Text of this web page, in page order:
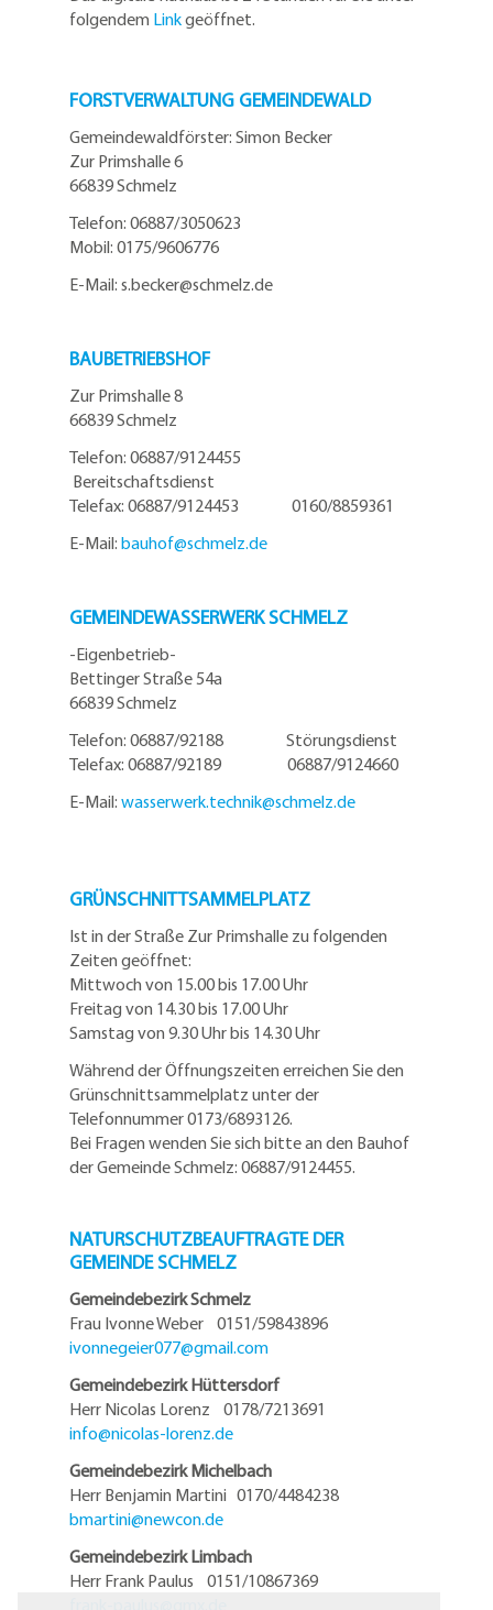
folgendem Linkgeöffnet.
FORSTVERWALTUNG GEMEINDEWALD
Gemeindewaldförster: Simon Becker
Zur Primshalle 6
66839 Schmelz
Telefon: 06887/3050623
Mobil: 0175/9606776
E-Mail: s.becker@schmelz.de
BAUBETRIEBSHOF
Zur Primshalle 8
66839 Schmelz
Telefon: 06887/9124455
Bereitschaftsdienst
Telefax: 06887/9124453 0160/8859361
E-Mail: bauhof@schmelz.de
GEMEINDEWASSERWERK SCHMELZ
-Eigenbetrieb-
Bettinger Straße 54a
66839 Schmelz
Telefon: 06887/92188 Störungsdienst
Telefax: 06887/92189 06887/9124660
E-Mail: wasserwerk.technik@schmelz.de
GRÜNSCHNITTSAMMELPLATZ
Ist in der Straße Zur Primshalle zu folgenden
Zeiten geöffnet:
Mittwoch von 15.00 bis 17.00 Uhr
Freitag von 14.30 bis 17.00 Uhr
Samstag von 9.30 Uhr bis 14.30 Uhr
Während der Öffnungszeiten erreichen Sie den
Grünschnittsammelplatz unter der
Telefonnummer 0173/6893126.
Bei Fragen wenden Sie sich bitte an den Bauhof
der Gemeinde Schmelz: 06887/9124455.
NATURSCHUTZBEAUFTRAGTE DER
GEMEINDE SCHMELZ
Gemeindebezirk Schmelz
Frau Ivonne Weber 0151/59843896
ivonnegeier077@gmail.com
Gemeindebezirk Hüttersdorf
Herr Nicolas Lorenz 0178/7213691
info@nicolas-lorenz.de
Gemeindebezirk Michelbach
Herr Benjamin Martini 0170/4484238
bmartini@newcon.de
Gemeindebezirk Limbach
Herr Frank Paulus 0151/10867369